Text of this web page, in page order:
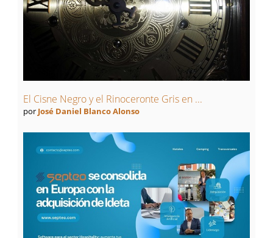
El Cisne Negro y el Rinoceronte Gris en ...
por José Daniel Blanco Alonso